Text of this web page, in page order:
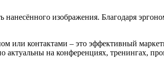
изображения. Благодаря
контактами – это эффективный
актуальны на конференциях, тренингах,